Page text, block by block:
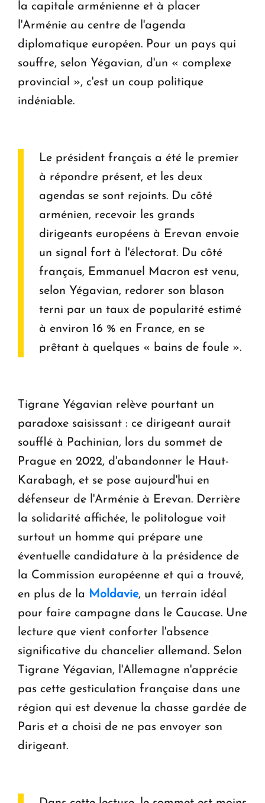
la capitale arménienne et à placer
l'Arménie au centre de l'agenda
diplomatique européen. Pour un pays qui
souffre, selon Yégavian, d'un « complexe
provincial », c'est un coup politique
indéniable.
Le président français a été le premier
à répondre présent, et les deux
agendas se sont rejoints. Du côté
arménien, recevoir les grands
dirigeants européens à Erevan envoie
un signal fort à l'électorat. Du côté
français, Emmanuel Macron est venu,
selon Yégavian, redorer son blason
terni par un taux de popularité estimé
à environ 16 % en France, en se
prêtant à quelques « bains de foule ».
Tigrane Yégavian relève pourtant un
paradoxe saisissant : ce dirigeant aurait
soufflé à Pachinian, lors du sommet de
Prague en 2022, d'abandonner le Haut-
Karabagh, et se pose aujourd'hui en
défenseur de l'Arménie à Erevan. Derrière
la solidarité affichée, le politologue voit
surtout un homme qui prépare une
éventuelle candidature à la présidence de
la Commission européenne et qui a trouvé,
en plus de la Moldavie, un terrain idéal
pour faire campagne dans le Caucase. Une
lecture que vient conforter l'absence
significative du chancelier allemand. Selon
Tigrane Yégavian, l'Allemagne n'apprécie
pas cette gesticulation française dans une
région qui est devenue la chasse gardée de
Paris et a choisi de ne pas envoyer son
dirigeant.